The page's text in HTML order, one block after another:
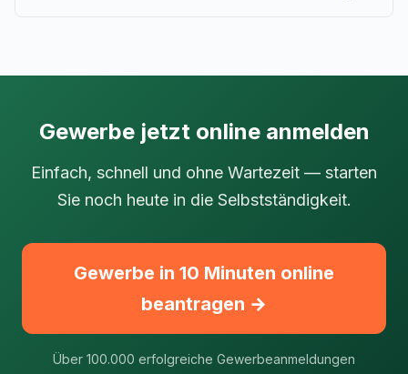
Gewerbe jetzt online anmelden
Einfach, schnell und ohne Wartezeit — starten
Sie noch heute in die Selbstständigkeit.
Gewerbe in 10 Minuten online
beantragen →
Über 100.000 erfolgreiche Gewerbeanmeldungen